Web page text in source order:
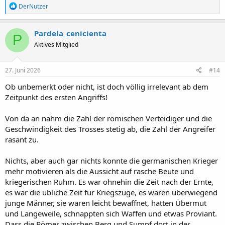
R
e
a
k
t
o
n
e
:
DerNutzer
P Pardela_cenicienta
Aktives Mitglied
27. Juni 2026 #14
Ob unbemerkt oder nicht, ist doch völlig irrelevant ab dem
Zeitpunkt des ersten Angriffs!
Von da an nahm die Zahl der römischen Verteidiger und die
Geschwindigkeit des Trosses stetig ab, die Zahl der Angreifer
rasant zu.
Nichts, aber auch gar nichts konnte die germanischen Krieger
mehr motivieren als die Aussicht auf rasche Beute und
kriegerischen Ruhm. Es war ohnehin die Zeit nach der Ernte,
es war die übliche Zeit für Kriegszüge, es waren überwiegend
junge Männer, sie waren leicht bewaffnet, hatten Übermut
und Langeweile, schnappten sich Waffen und etwas Proviant.